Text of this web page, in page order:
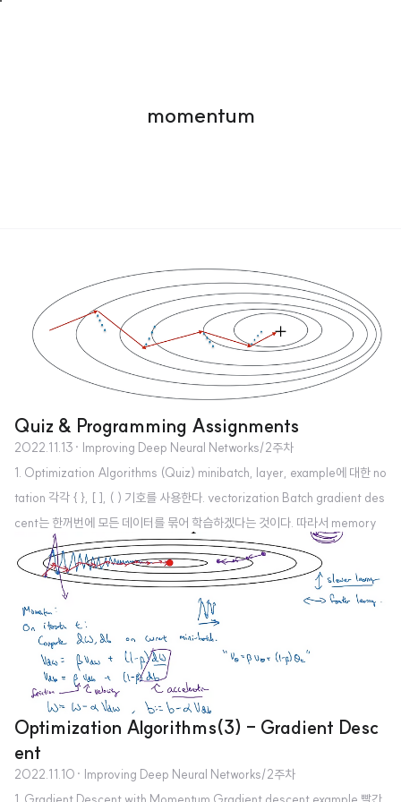
momentum
Quiz & Programming Assignments
2022.11.13 · Improving Deep Neural Networks/2주차
1. Optimization Algorithms (Quiz) minibatch, layer, example에 대한 no
tation 각각 { }, [ ], ( ) 기호를 사용한다. vectorization Batch gradient des
cent는 한꺼번에 모든 데이터를 묶어 학습하겠다는 것이다. 따라서 memory
의 문제만 없다면 vectorization을 가장 많이 수행하는 학습법일 것이다. 그러
나 batch gradient descent는 progress를 진행하기 전에 전체 training set
을 처리해야 한다는 문제점이 있다. 한편 stochastic gradient descent는 여
러 example을 vectorization 할 수 없다는 단점이 있다. iteration - cost(J)
Optimization Algorithms(3) - Gradient Desc
ent
2022.11.10 · Improving Deep Neural Networks/2주차